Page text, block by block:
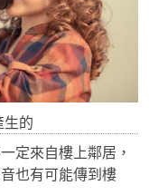
生的
定來自樓上鄰居，
也有可能傳到樓